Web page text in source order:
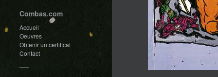
Combas.com
Accueil
Oeuvres
Obtenir un certificat
Contact